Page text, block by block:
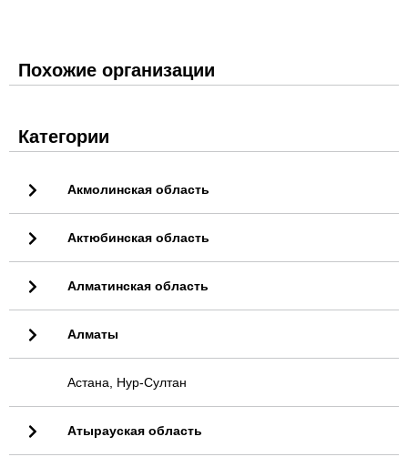
Похожие организации
Категории
Акмолинская область
Актюбинская область
Алматинская область
Алматы
Астана, Нур-Султан
Атырауская область